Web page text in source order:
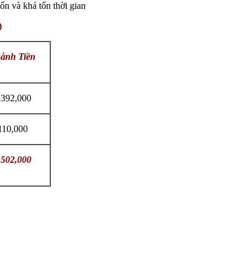
và khá tốn thời gian
Tiền